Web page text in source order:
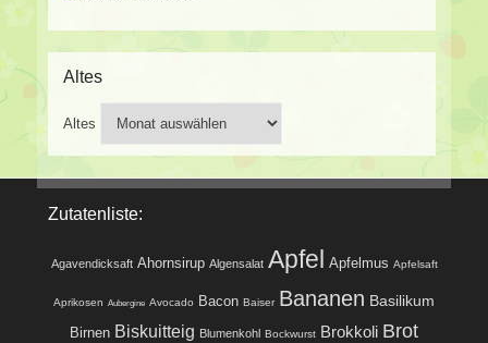
Altes
Altes
Zutatenliste:
Agavendicksaft Ahornsirup Algensalat Apfel Apfelmus Apfelsaft
Aprikosen Aubergine Avocado Bacon Baiser Bananen Basilikum
Birnen Biskuitteig Blumenkohl Bockwurst Brokkoli Brot